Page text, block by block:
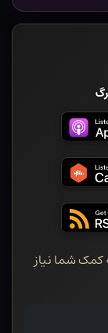
کمک شما نیاز